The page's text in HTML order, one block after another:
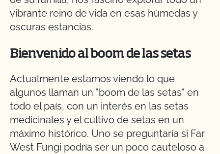
vibrante reino de vida en esas húmedas y
oscuras estancias.
Bienvenido al boom de las setas
Actualmente estamos viendo lo que
algunos llaman un "boom de las setas" en
todo el país, con un interés en las setas
medicinales y el cultivo de setas en un
máximo histórico. Uno se preguntaría si Far
West Fungi podría ser un poco cauteloso a